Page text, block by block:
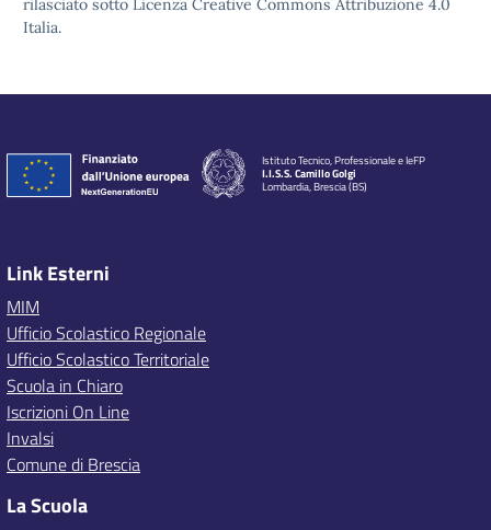
rilasciato sotto Licenza Creative Commons Attribuzione 4.0
Italia.
Istituto Tecnico, Professionale e IeFP
I.I.S.S. Camillo Golgi
Lombardia, Brescia (BS)
Link Esterni
MIM
Ufficio Scolastico Regionale
Ufficio Scolastico Territoriale
Scuola in Chiaro
Iscrizioni On Line
Invalsi
Comune di Brescia
La Scuola